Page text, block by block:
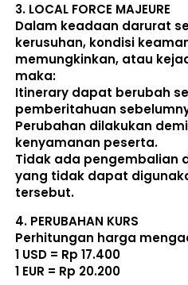
3. LOCAL FORCE MAJEURE
Dalam keadaan darurat
kerusuhan, kondisi
memungkinkan, atau
maka:
Itinerary dapat berubah
pemberitahuan
Perubahan dilakukan
kenyamanan peserta.
Tidak ada pengembalian
yang tidak dapat
tersebut.
4. PERUBAHAN KURS
Perhitungan harga
1 USD = Rp 17.400
1 EUR = Rp 20.200